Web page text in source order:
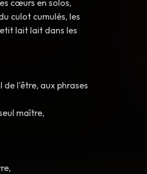
cœurs en solos,
culot cumulés, les
lait lait dans les
l'être, aux phrases
maître,